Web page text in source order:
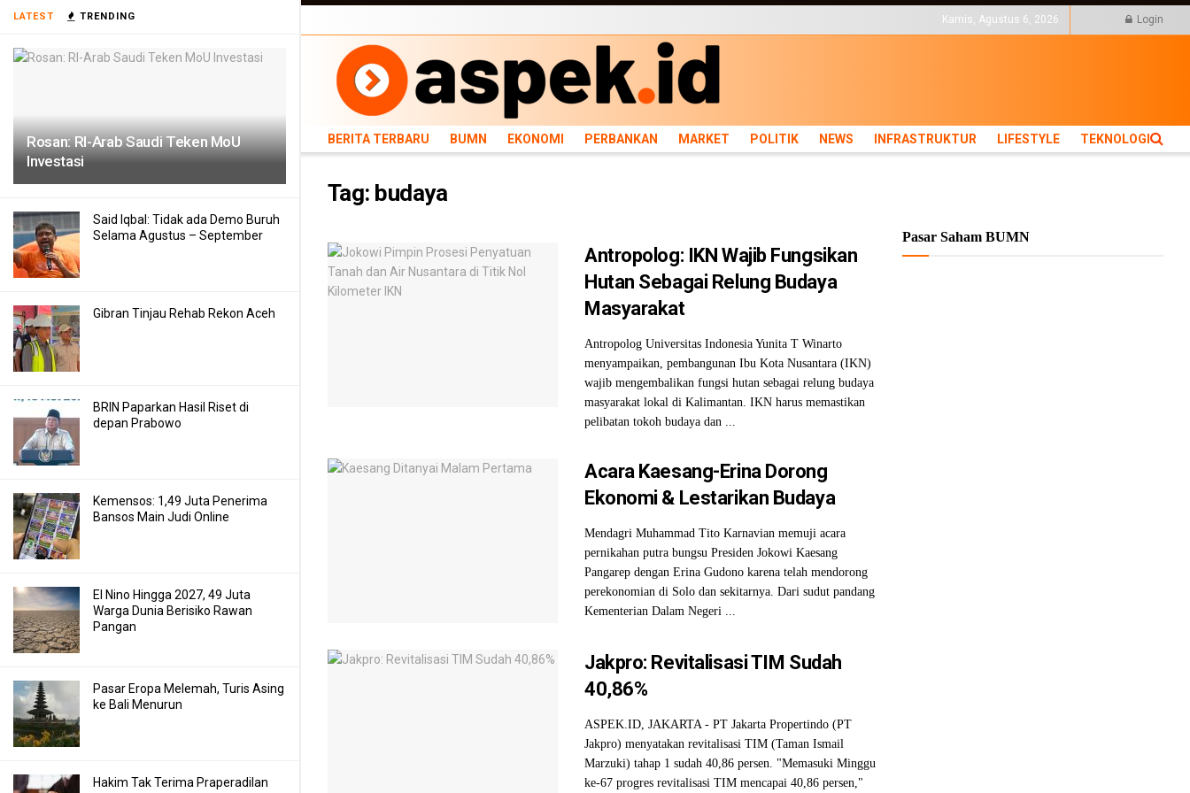
LATEST TRENDING
Rosan: RI-Arab Saudi Teken MoU
Investasi
Said Iqbal: Tidak ada Demo Buruh
Selama Agustus – September
Gibran Tinjau Rehab Rekon Aceh
BRIN Paparkan Hasil Riset di
depan Prabowo
Kemensos: 1,49 Juta Penerima
Bansos Main Judi Online
El Nino Hingga 2027, 49 Juta
Warga Dunia Berisiko Rawan
Pangan
Pasar Eropa Melemah, Turis Asing
ke Bali Menurun
Hakim Tak Terima Praperadilan
BERITA TERBARU BUMN EKONOMI PERBANKAN MARKET POLITIK NEWS INFRASTRUKTUR LIFESTYLE
TEKNOLOGI
Kamis, Agustus 6, 2026 Login
BERITA TERBARU BUMN EKONOMI PERBANKAN MARKET POLITIK NEWS INFRASTRUKTUR LIFESTYLE TEKNOLOGI
Tag: budaya
Antropolog: IKN Wajib Fungsikan
Hutan Sebagai Relung Budaya
Masyarakat
Antropolog Universitas Indonesia Yunita T Winarto
menyampaikan, pembangunan Ibu Kota Nusantara (IKN)
wajib mengembalikan fungsi hutan sebagai relung budaya
masyarakat lokal di Kalimantan. IKN harus memastikan
pelibatan tokoh budaya dan ...
Acara Kaesang-Erina Dorong
Ekonomi & Lestarikan Budaya
Mendagri Muhammad Tito Karnavian memuji acara
pernikahan putra bungsu Presiden Jokowi Kaesang
Pangarep dengan Erina Gudono karena telah mendorong
perekonomian di Solo dan sekitarnya. Dari sudut pandang
Kementerian Dalam Negeri ...
Jakpro: Revitalisasi TIM Sudah
40,86%
ASPEK.ID, JAKARTA - PT Jakarta Propertindo (PT
Jakpro) menyatakan revitalisasi TIM (Taman Ismail
Marzuki) tahap 1 sudah 40,86 persen. "Memasuki Minggu
ke-67 progres revitalisasi TIM mencapai 40,86 persen,"
Pasar Saham BUMN